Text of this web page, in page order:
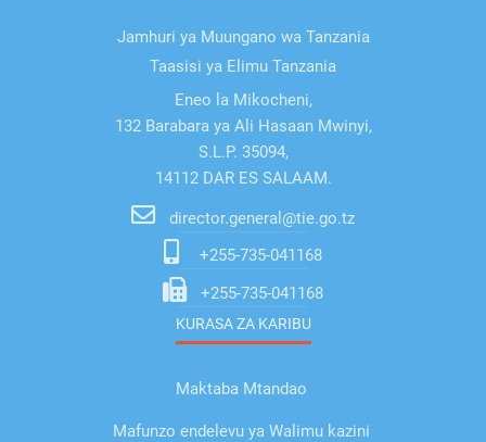
Jamhuri ya Muungano wa Tanzania
Taasisi ya Elimu Tanzania
Eneo la Mikocheni,
132 Barabara ya Ali Hasaan Mwinyi,
S.L.P. 35094,
14112 DAR ES SALAAM.
director.general@tie.go.tz
+255-735-041168
+255-735-041168
KURASA ZA KARIBU
Maktaba Mtandao
Mafunzo endelevu ya Walimu kazini